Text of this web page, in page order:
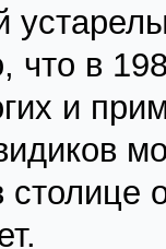
что в
и
столице